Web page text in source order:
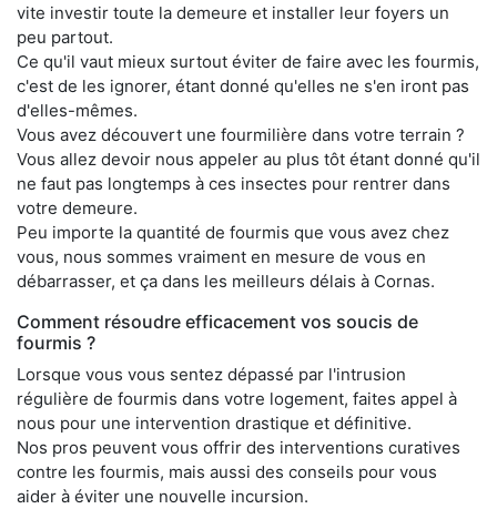
vite investir toute la demeure et installer leur foyers un
peu partout.
Ce qu'il vaut mieux surtout éviter de faire avec les fourmis,
c'est de les ignorer, étant donné qu'elles ne s'en iront pas
d'elles-mêmes.
Vous avez découvert une fourmilière dans votre terrain ?
Vous allez devoir nous appeler au plus tôt étant donné qu'il
ne faut pas longtemps à ces insectes pour rentrer dans
votre demeure.
Peu importe la quantité de fourmis que vous avez chez
vous, nous sommes vraiment en mesure de vous en
débarrasser, et ça dans les meilleurs délais à Cornas.
Comment résoudre efficacement vos soucis de
fourmis ?
Lorsque vous vous sentez dépassé par l'intrusion
régulière de fourmis dans votre logement, faites appel à
nous pour une intervention drastique et définitive.
Nos pros peuvent vous offrir des interventions curatives
contre les fourmis, mais aussi des conseils pour vous
aider à éviter une nouvelle incursion.